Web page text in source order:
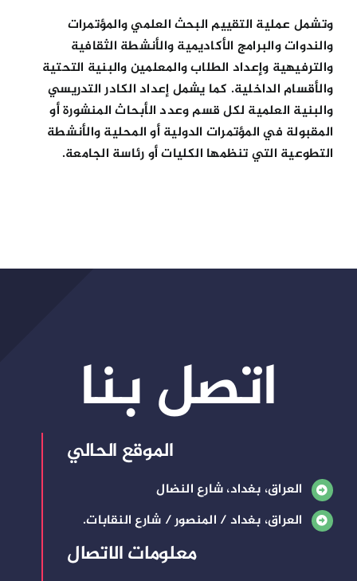
وتشمل عملية التقييم البحث العلمي والمؤتمرات
والندوات والبرامج الأكاديمية والأنشطة الثقافية
والترفيهية وإعداد الطلاب والمعلمين والبنية التحتية
والأقسام الداخلية. كما يشمل إعداد الكادر التدريسي
والبنية العلمية لكل قسم وعدد الأبحاث المنشورة أو
المقبولة في المؤتمرات الدولية أو المحلية والأنشطة
التطوعية التي تنظمها الكليات أو رئاسة الجامعة.
اتصل بنا
الموقع الحالي
العراق، بغداد، شارع النضال
العراق، بغداد / المنصور / شارع النقابات.
معلومات الاتصال